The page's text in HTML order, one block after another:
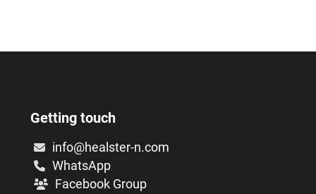
Getting touch
info@healster-n.com
WhatsApp
Facebook Group